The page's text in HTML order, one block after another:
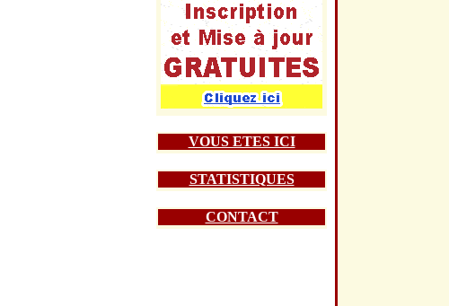
VOUS ETES ICI
STATISTIQUES
CONTACT